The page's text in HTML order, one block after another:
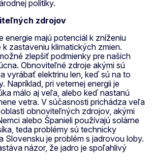
politiky.
zdrojov
energie majú potenciál k zníženiu
k zastaveniu klimatických zmien.
zlepšiť podmienky pre našich
Obnoviteľné zdroje akými sú
vyrábať elektrinu len, keď sú na to
Napríklad, pri veternej energii je
málo aj veľa, alebo keď nastanú
vetra. V súčasnosti prichádza veľa
obnoviteľných zdrojov, akými
alebo Španieli používajú solárne
teda problémy sú technicky
Slovensku je problém s jadrovou loby.
názor, že jadro je spoľahlivý